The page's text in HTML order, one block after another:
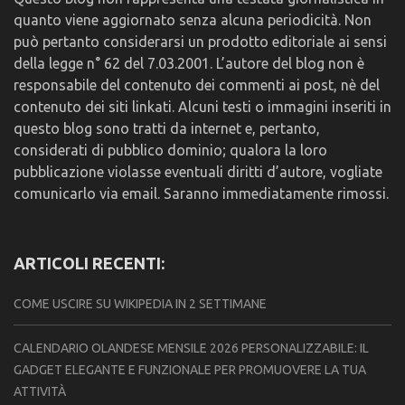
quanto viene aggiornato senza alcuna periodicità. Non
può pertanto considerarsi un prodotto editoriale ai sensi
della legge n° 62 del 7.03.2001. L’autore del blog non è
responsabile del contenuto dei commenti ai post, nè del
contenuto dei siti linkati. Alcuni testi o immagini inseriti in
questo blog sono tratti da internet e, pertanto,
considerati di pubblico dominio; qualora la loro
pubblicazione violasse eventuali diritti d’autore, vogliate
comunicarlo via email. Saranno immediatamente rimossi.
ARTICOLI RECENTI:
COME USCIRE SU WIKIPEDIA IN 2 SETTIMANE
CALENDARIO OLANDESE MENSILE 2026 PERSONALIZZABILE: IL
GADGET ELEGANTE E FUNZIONALE PER PROMUOVERE LA TUA
ATTIVITÀ